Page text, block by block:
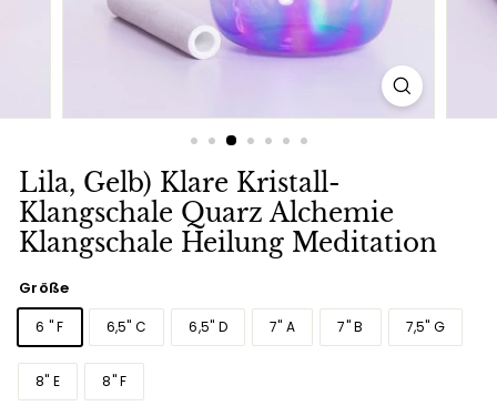
Lila, Gelb) Klare Kristall-
Klangschale Quarz Alchemie
Klangschale Heilung Meditation
Größe
6 " F 6,5" C 6,5" D 7" A 7" B 7,5" G
8" E 8" F